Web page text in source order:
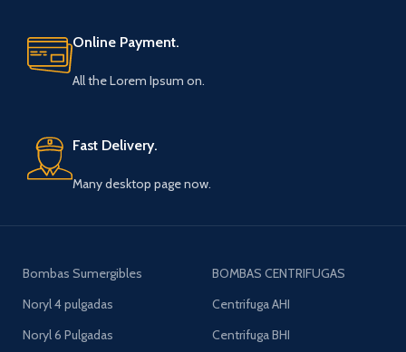
Online Payment.
All the Lorem Ipsum on.
Fast Delivery.
Many desktop page now.
Bombas Sumergibles
Noryl 4 pulgadas
Noryl 6 Pulgadas
BOMBAS CENTRIFUGAS
Centrifuga AHI
Centrifuga BHI